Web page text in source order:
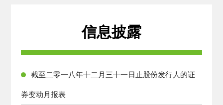
信息披露
截至二零一八年十二月三十一日止股份发行人的证
券变动月报表